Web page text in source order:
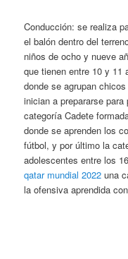
Conducción: se realiza
el balón dentro del
niños de ocho y nueve
que tienen entre 10 y 11
donde se agrupan
inician a prepararse
categoría Cadete
donde se aprenden los
fútbol, y por último la
adolescentes entre los
qatar mundial 2022 una
la ofensiva aprendida